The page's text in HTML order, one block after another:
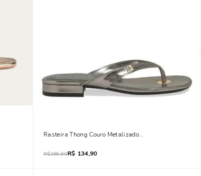
Rasteira Thong Couro Metalizado Prata
R$269,90R$ 134,90